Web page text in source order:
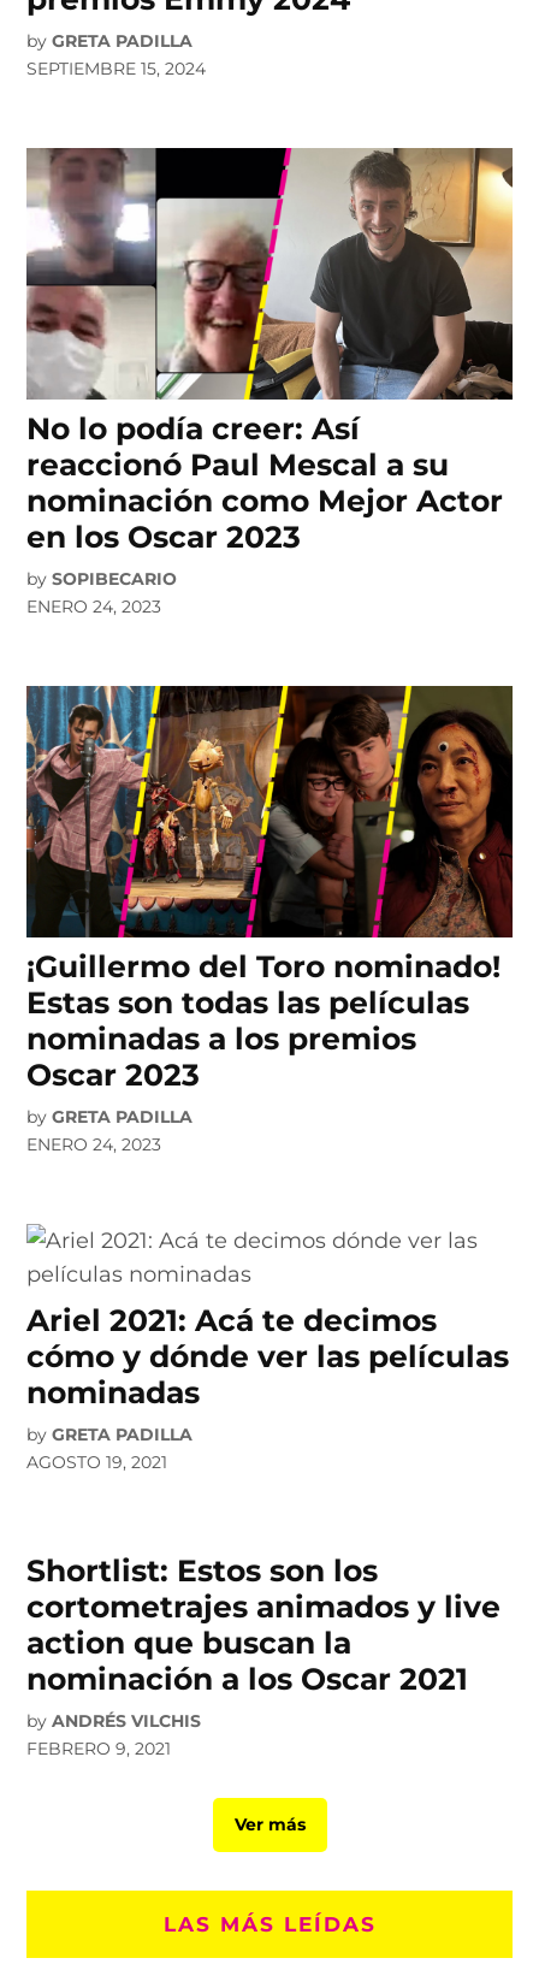
by GRETA PADILLA
SEPTIEMBRE 15, 2024
No lo podía creer: Así
reaccionó Paul Mescal a su
nominación como Mejor Actor
en los Oscar 2023
by SOPIBECARIO
ENERO 24, 2023
¡Guillermo del Toro nominado!
Estas son todas las películas
nominadas a los premios
Oscar 2023
by GRETA PADILLA
ENERO 24, 2023
Ariel 2021: Acá te decimos
cómo y dónde ver las películas
nominadas
by GRETA PADILLA
AGOSTO 19, 2021
Shortlist: Estos son los
cortometrajes animados y live
action que buscan la
nominación a los Oscar 2021
by ANDRÉS VILCHIS
FEBRERO 9, 2021
Ver más
LAS MÁS LEÍDAS